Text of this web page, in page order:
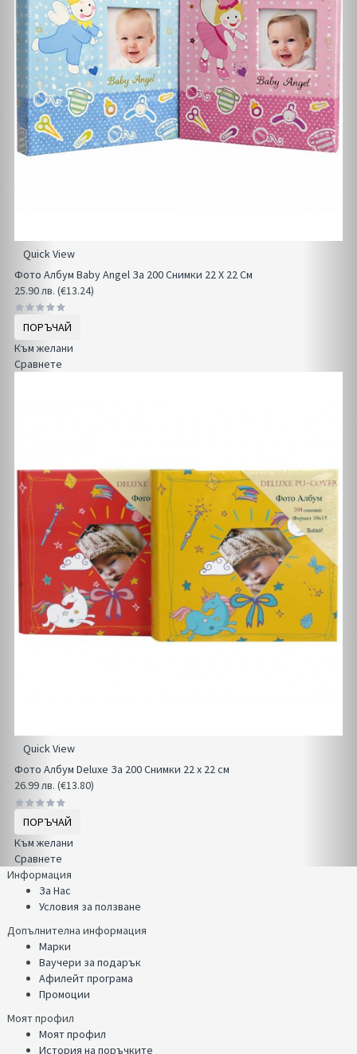
Quick View
Фото Албум Baby Angel За 200 Снимки 22 Х 22 См
25.90 лв. (€13.24)
ПОРЪЧАЙ
Към желани
Сравнете
Quick View
Фото Албум Deluxe За 200 Снимки 22 x 22 см
26.99 лв. (€13.80)
ПОРЪЧАЙ
Към желани
Сравнете
Информация
За Нас
Условия за ползване
Допълнителна информация
Марки
Ваучери за подарък
Афилейт програма
Промоции
Моят профил
Моят профил
История на поръчките